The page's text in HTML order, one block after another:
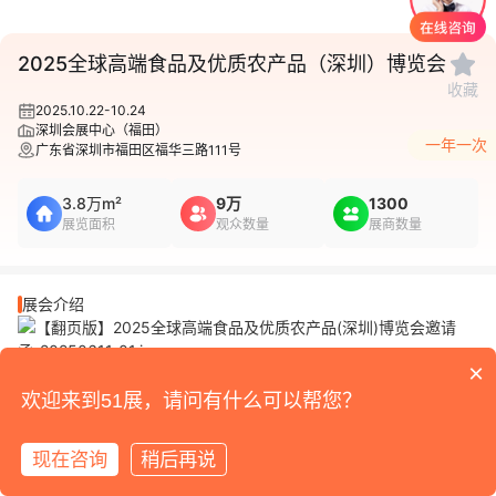
1/1
2025全球高端食品及优质农产品（深圳）博览会
收藏
2025.10.22-10.24
深圳会展中心（福田）
广东省深圳市福田区福华三路111号
一年一次
3.8万m²
展览面积
9万
观众数量
1300
展商数量
展会介绍
展品范围
×
欢迎来到51展，请问有什么可以帮您？
现在咨询 稍后再说